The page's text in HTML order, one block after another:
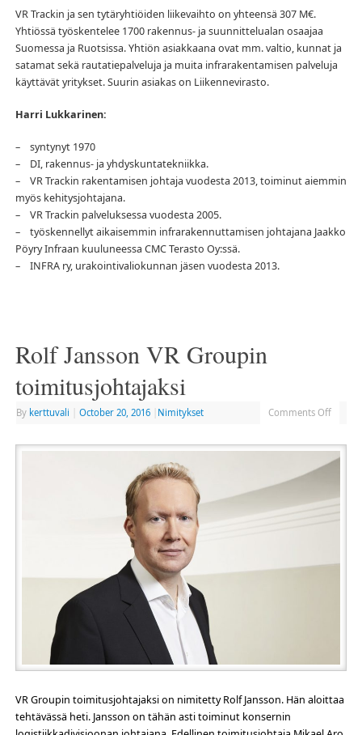
VR Trackin ja sen tytäryhtiöiden liikevaihto on yhteensä 307 M€.
Yhtiössä työskentelee 1700 rakennus- ja suunnittelualan osaajaa
Suomessa ja Ruotsissa. Yhtiön asiakkaana ovat mm. valtio, kunnat ja
satamat sekä rautatiepalveluja ja muita infrarakentamisen palveluja
käyttävät yritykset. Suurin asiakas on Liikennevirasto.
Harri Lukkarinen:
– syntynyt 1970
– DI, rakennus- ja yhdyskuntatekniikka.
– VR Trackin rakentamisen johtaja vuodesta 2013, toiminut aiemmin
myös kehitysjohtajana.
– VR Trackin palveluksessa vuodesta 2005.
– työskennellyt aikaisemmin infrarakennuttamisen johtajana Jaakko
Pöyry Infraan kuuluneessa CMC Terasto Oy:ssä.
– INFRA ry, urakointivaliokunnan jäsen vuodesta 2013.
Rolf Jansson VR Groupin
toimitusjohtajaksi
By kerttuvali October 20, 2016 Nimitykset Comments Off
VR Groupin toimitusjohtajaksi on nimitetty Rolf Jansson. Hän aloittaa
tehtävässä heti. Jansson on tähän asti toiminut konsernin